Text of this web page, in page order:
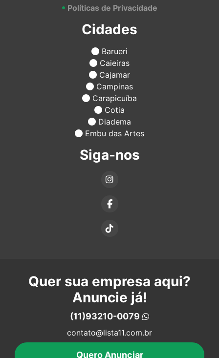
Políticas de Privacidade
Cidades
Barueri
Caieiras
Cajamar
Campinas
Carapicuíba
Cotia
Diadema
Embu das Artes
Siga-nos
Quer sua empresa aqui?
Anuncie já!
(11)93210-0079
contato@lista11.com.br
Quero Anunciar